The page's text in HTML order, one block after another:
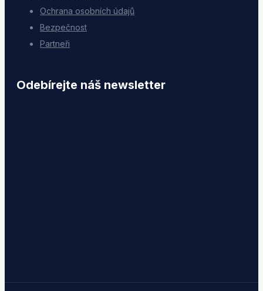
Ochrana osobních údajů
Bezpečnost
Partneři
Odebírejte náš newsletter